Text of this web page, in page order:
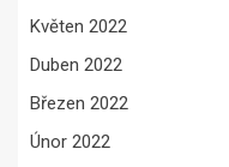
Květen 2022
Duben 2022
Březen 2022
Únor 2022